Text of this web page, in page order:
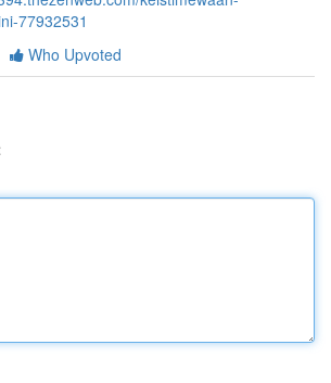
77932531
Who Upvoted